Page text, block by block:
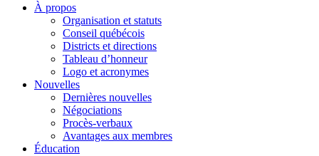
À propos
Organisation et statuts
Conseil québécois
Districts et directions
Tableau d’honneur
Logo et acronymes
Nouvelles
Dernières nouvelles
Négociations
Procès-verbaux
Avantages aux membres
Éducation